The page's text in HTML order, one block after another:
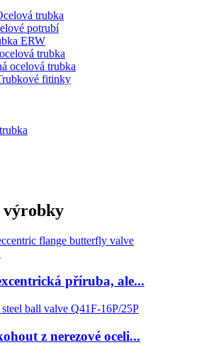
trubka
potrubí
ERW
trubka
ocelová trubka
fitinky
výrobky
příruba, ale...
z nerezové oceli...